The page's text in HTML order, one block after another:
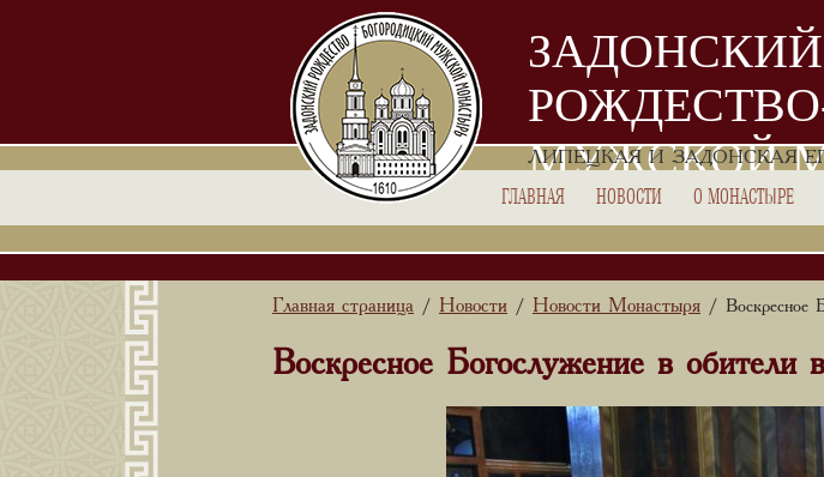
ЗАДОНСКИЙ
МУЖСКОЙ
ЛИПЕЦКАЯ И ЗАДОНСКАЯ
ГЛАВНАЯ НОВОСТИ О МОНАСТЫРЕ
Главная страница / Новости / Новости Монастыря / Воскресное
Воскресное Богослужение в обители